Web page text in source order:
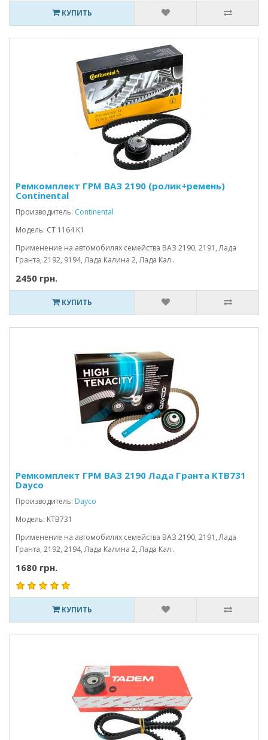
КУПИТЬ
Ремкомплект ГРМ ВАЗ 2190 (ролик+ремень)
Continental
Производитель: Continental
Модель: CT 1164 K1
Применение на автомобилях семейства ВАЗ 2190, 2191, Лада
Гранта, 2192, 9194, Лада Калина 2, Лада Кал..
2450 грн.
КУПИТЬ
Ремкомплект ГРМ ВАЗ 2190 Лада Гранта KTB731
Dayco
Производитель: Dayco
Модель: KTB731
Применение на автомобилях семейства ВАЗ 2190, 2191, Лада
Гранта, 2192, 2194, Лада Калина 2, Лада Кал..
1680 грн.
КУПИТЬ